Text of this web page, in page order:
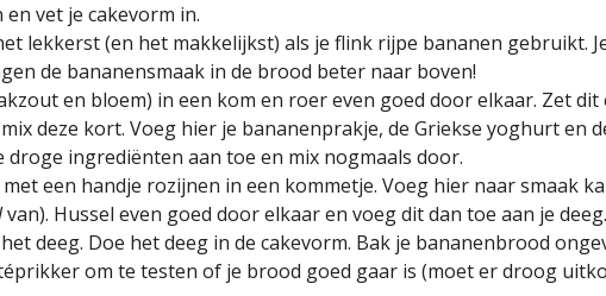
vet je cakevorm in.
lekkerst (en het makkelijkst) als je flink rijpe bananen gebruikt.
de bananensmaak in de brood beter naar boven!
en bloem) in een kom en roer even goed door elkaar. Zet dit
deze kort. Voeg hier je bananenprakje, de Griekse yoghurt en
ingrediënten aan toe en mix nogmaals door.
een handje rozijnen in een kommetje. Voeg hier naar smaak
van). Hussel even goed door elkaar en voeg dit dan toe aan je
deeg. Doe het deeg in de cakevorm. Bak je bananenbrood
om te testen of je brood goed gaar is (moet er droog